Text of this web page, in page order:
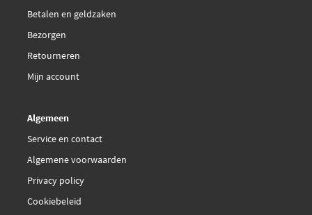
Betalen en geldzaken
Bezorgen
Retourneren
Mijn account
Algemeen
Service en contact
Algemene voorwaarden
Privacy policy
Cookiebeleid